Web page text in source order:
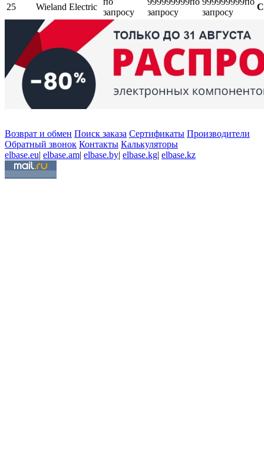
25 Wieland Electric
запросу
запросу
запросу
Возврат и обмен Поиск заказа Сертификаты Производители
Обратный звонок Контакты Калькуляторы
elbase.eu| elbase.am| elbase.by| elbase.kg| elbase.kz